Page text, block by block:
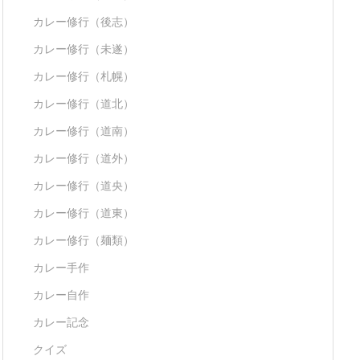
カレー修行（後志）
カレー修行（未遂）
カレー修行（札幌）
カレー修行（道北）
カレー修行（道南）
カレー修行（道外）
カレー修行（道央）
カレー修行（道東）
カレー修行（麺類）
カレー手作
カレー自作
カレー記念
クイズ